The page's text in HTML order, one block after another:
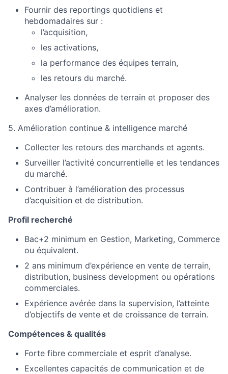
Fournir des reportings quotidiens et
hebdomadaires sur :
l’acquisition,
les activations,
la performance des équipes terrain,
les retours du marché.
Analyser les données de terrain et proposer des
axes d’amélioration.
5. Amélioration continue & intelligence marché
Collecter les retours des marchands et agents.
Surveiller l’activité concurrentielle et les tendances
du marché.
Contribuer à l’amélioration des processus
d’acquisition et de distribution.
Profil recherché
Bac+2 minimum en Gestion, Marketing, Commerce
ou équivalent.
2 ans minimum d’expérience en vente de terrain,
distribution, business development ou opérations
commerciales.
Expérience avérée dans la supervision, l’atteinte
d’objectifs de vente et de croissance de terrain.
Compétences & qualités
Forte fibre commerciale et esprit d’analyse.
Excellentes capacités de communication et de